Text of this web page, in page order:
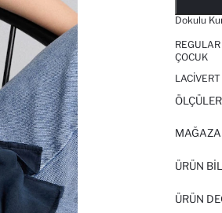
Dokulu
ÇOCUK
ÖLÇÜLER
ÜRÜN
ÜRÜN